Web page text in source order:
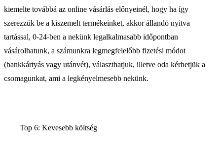
kiemelte továbbá az online vásárlás előnyeinél, hogy ha így
szerezzük be a kiszemelt termékeinket, akkor állandó nyitva
tartással, 0-24-ben a nekünk legalkalmasabb időpontban
vásárolhatunk, a számunkra legmegfelelőbb fizetési módot
(bankkártyás vagy utánvét), választhatjuk, illetve oda kérhetjük a
csomagunkat, ami a legkényelmesebb nekünk.
Top 6: Kevesebb költség